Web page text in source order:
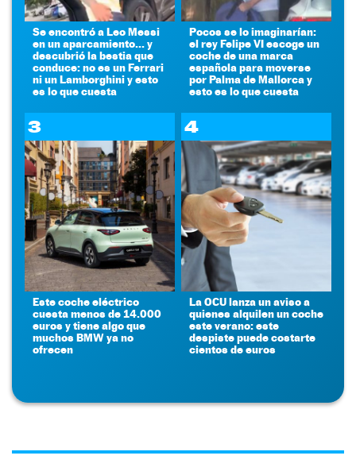
Se encontró a Leo Messi
en un aparcamiento... y
descubrió la bestia que
conduce: no es un Ferrari
ni un Lamborghini y esto
es lo que cuesta
Pocos se lo imaginarían:
el rey Felipe VI escoge un
coche de una marca
española para moverse
por Palma de Mallorca y
esto es lo que cuesta
3
Este coche eléctrico
cuesta menos de 14.000
euros y tiene algo que
muchos BMW ya no
ofrecen
4
La OCU lanza un aviso a
quienes alquilen un coche
este verano: este
despiste puede costarte
cientos de euros